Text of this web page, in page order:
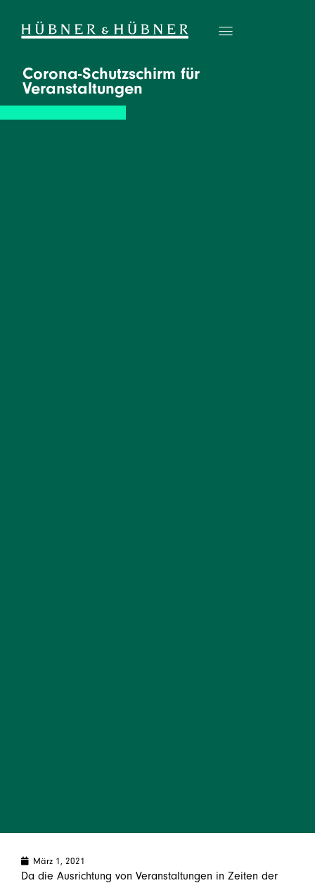
Corona-Schutzschirm für
Veranstaltungen
März 1, 2021
Da die Ausrichtung von Veranstaltungen in Zeiten der